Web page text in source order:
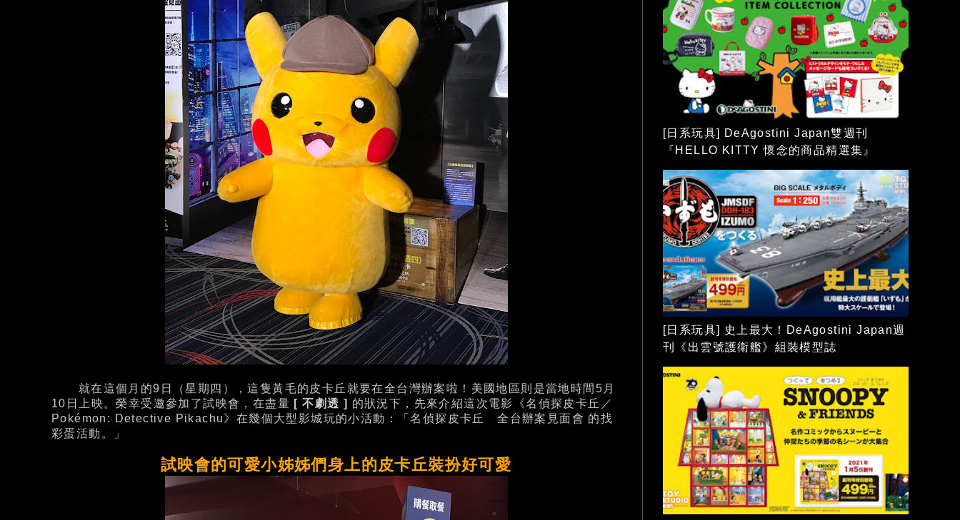
就在這個月的9日（星期四），這隻黃毛的皮卡丘就要在全台灣辦案啦！美國地區則是當地時間5月
10日上映。榮幸受邀參加了試映會，在盡量 [ 不劇透 ] 的狀況下，先來介紹這次電影《名偵探皮卡丘／
Pokémon: Detective Pikachu》在幾個大型影城玩的小活動：「名偵探皮卡丘 全台辦案見面會 的找
彩蛋活動。」
試映會的可愛小姊姊們 身上的皮卡丘裝扮好可愛
[日系玩具] DeAgostini Japan雙週刊
『HELLO KITTY 懷念的商品精選集』
[日系玩具] 史上最大！DeAgostini Japan週
刊《出雲號護衛艦》組裝模型誌